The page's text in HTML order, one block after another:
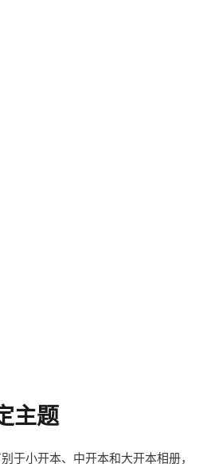
主题
于小开本、中开本和大开本相册，